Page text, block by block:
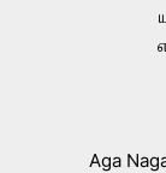
Aga